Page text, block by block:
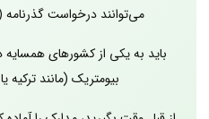
می‌توانند درخواست گذرنامه
باید به یکی از کشورهای همسایه
بیومتریک (مانند ترکیه